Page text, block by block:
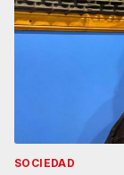
SOCIEDAD